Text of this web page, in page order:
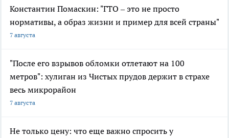
Константин Помаскин: "ГТО – это не просто
нормативы, а образ жизни и пример для всей страны"
7 августа
"После его взрывов обломки отлетают на 100
метров": хулиган из Чистых прудов держит в страхе
весь микрорайон
7 августа
Не только цену: что еще важно спросить у